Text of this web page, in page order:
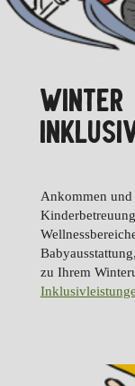
WINTER
Ankommen
zu Ihrem